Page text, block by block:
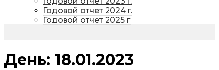
Годовой отчет 2024 г.
Годовой отчет 2025 г.
День: 18.01.2023